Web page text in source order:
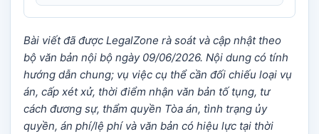
Bài viết đã được LegalZone rà soát và cập nhật theo
bộ văn bản nội bộ ngày 09/06/2026. Nội dung có tính
hướng dẫn chung; vụ việc cụ thể cần đối chiếu loại vụ
án, cấp xét xử, thời điểm nhận văn bản tố tụng, tư
cách đương sự, thẩm quyền Tòa án, tình trạng ủy
quyền, án phí/lệ phí và văn bản có hiệu lực tại thời